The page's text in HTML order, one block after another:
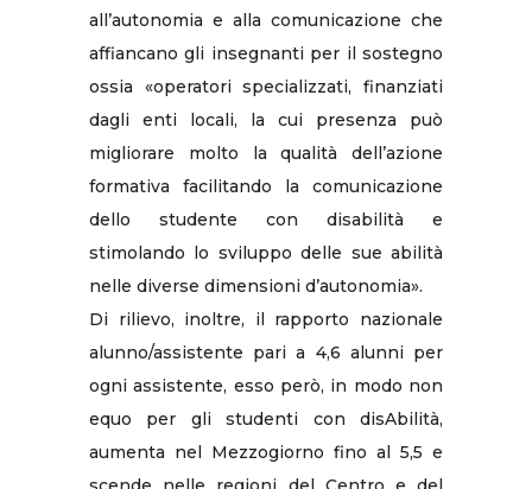
all’autonomia e alla comunicazione che
affiancano gli insegnanti per il sostegno
ossia «operatori specializzati, finanziati
dagli enti locali, la cui presenza può
migliorare molto la qualità dell’azione
formativa facilitando la comunicazione
dello studente con disabilità e
stimolando lo sviluppo delle sue abilità
nelle diverse dimensioni d’autonomia».
Di rilievo, inoltre, il rapporto nazionale
alunno/assistente pari a 4,6 alunni per
ogni assistente, esso però, in modo non
equo per gli studenti con disAbilità,
aumenta nel Mezzogiorno fino al 5,5 e